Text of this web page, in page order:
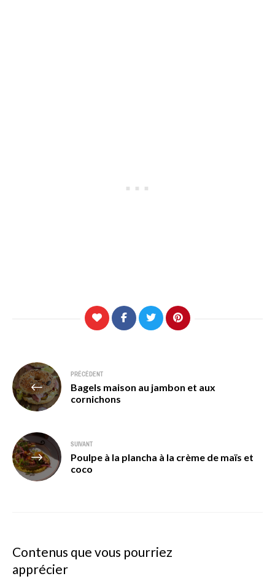
Navigation
de
l’article
PRÉCÉDENT
Bagels maison au jambon et aux
cornichons
SUIVANT
Poulpe à la plancha à la crème de maïs et
coco
Contenus que vous pourriez
apprécier